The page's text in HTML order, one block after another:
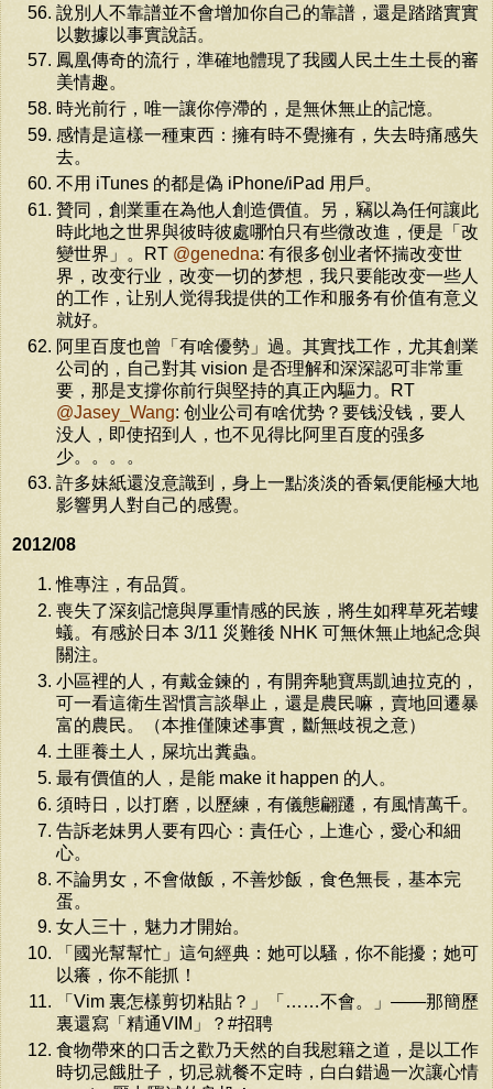
說別人不靠譜並不會增加你自己的靠譜，還是踏踏實實
以數據以事實說話。
鳳凰傳奇的流行，準確地體現了我國人民土生土長的審
美情趣。
時光前行，唯一讓你停滯的，是無休無止的記憶。
感情是這樣一種東西：擁有時不覺擁有，失去時痛感失
去。
不用 iTunes 的都是偽 iPhone/iPad 用戶。
贊同，創業重在為他人創造價值。另，竊以為任何讓此
時此地之世界與彼時彼處哪怕只有些微改進，便是「改
變世界」。RT @genedna: 有很多创业者怀揣改变世
界，改变行业，改变一切的梦想，我只要能改变一些人
的工作，让别人觉得我提供的工作和服务有价值有意义
就好。
阿里百度也曾「有啥優勢」過。其實找工作，尤其創業
公司的，自己對其 vision 是否理解和深深認可非常重
要，那是支撐你前行與堅持的真正內驅力。RT
@Jasey_Wang: 创业公司有啥优势？要钱没钱，要人
没人，即使招到人，也不见得比阿里百度的强多
少。。。。
許多妹紙還沒意識到，身上一點淡淡的香氣便能極大地
影響男人對自己的感覺。
2012/08
惟專注，有品質。
喪失了深刻記憶與厚重情感的民族，將生如稗草死若螻
蟻。有感於日本 3/11 災難後 NHK 可無休無止地紀念與
關注。
小區裡的人，有戴金鍊的，有開奔馳寶馬凱迪拉克的，
可一看這衛生習慣言談舉止，還是農民嘛，賣地回遷暴
富的農民。（本推僅陳述事實，斷無歧視之意）
土匪養土人，屎坑出糞蟲。
最有價值的人，是能 make it happen 的人。
須時日，以打磨，以歷練，有儀態翩躚，有風情萬千。
告訴老妹男人要有四心：責任心，上進心，愛心和細
心。
不論男女，不會做飯，不善炒飯，食色無長，基本完
蛋。
女人三十，魅力才開始。
「國光幫幫忙」這句經典：她可以騷，你不能擾；她可
以癢，你不能抓！
「Vim 裏怎樣剪切粘貼？」「……不會。」——那簡歷
裏還寫「精通VIM」？#招聘
食物帶來的口舌之歡乃天然的自我慰籍之道，是以工作
時切忌餓肚子，切忌就餐不定時，白白錯過一次讓心情